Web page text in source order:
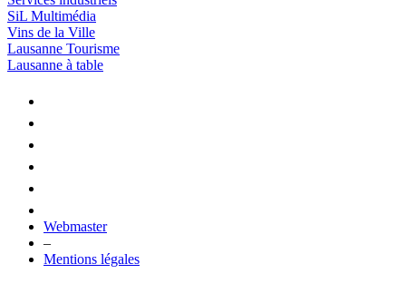
SiL Multimédia
Vins de la Ville
Lausanne Tourisme
Lausanne à table
Webmaster
–
Mentions légales